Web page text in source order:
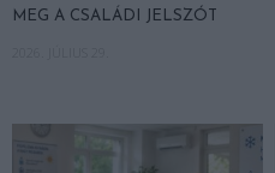
MEG A CSALÁDI JELSZÓT